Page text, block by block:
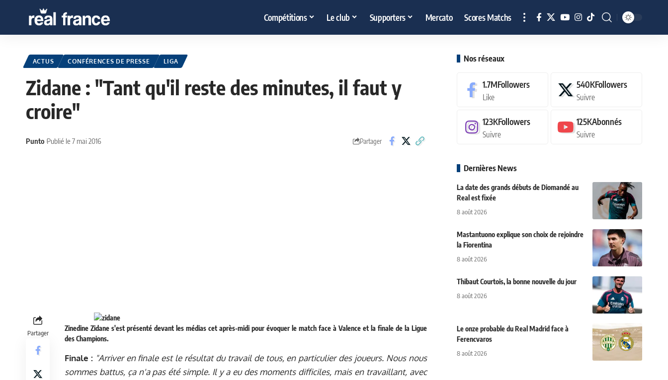
Compétitions Le club Supporters Mercato Scores Matchs
ACTUS CONFÉRENCES DE PRESSE LIGA
Zidane : "Tant qu'il reste des minutes, il faut y
croire"
Punto Publié le 7 mai 2016 Partager
Partager
Zinedine Zidane s'est présenté devant les médias cet après-midi pour évoquer le match face à Valence et la finale de la Ligue
des Champions.
Finale : "Arriver en finale est le résultat du travail de tous, en particulier des joueurs. Nous nous
sommes battus, ça n'a pas été simple. Il y a eu des moments difficiles, mais en travaillant, avec
Nos réseaux
1.7MFollowers
Like
540KFollowers
Suivre
123KFollowers
Suivre
125KAbonnés
Suivre
Dernières News
La date des grands débuts de Diomandé au
Real est fixée
8 août 2026
Mastantuono explique son choix de rejoindre
la Fiorentina
8 août 2026
Thibaut Courtois, la bonne nouvelle du jour
8 août 2026
Le onze probable du Real Madrid face à
Ferencvaros
8 août 2026